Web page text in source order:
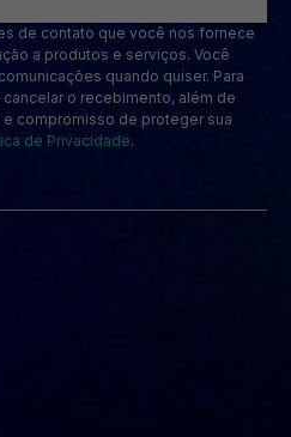
de contato que você nos fornece
a produtos e serviços. Você
quando quiser. Para
o recebimento, além de
compromisso de proteger sua
de Privacidade.